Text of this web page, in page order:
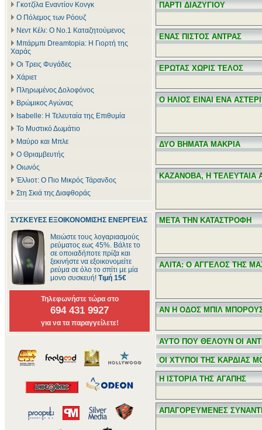
Γκοτζίλα Εναντίον Κονγκ
Ο Πόλεμος των Ρόουζ
Νεντ Κέλι: Ο Νο.1 Καταζητούμενος
Μπάρμπι Dreamtopia: Η Γιορτή της
Χαράς
Οι Τρεις Φυγάδες
Χάριετ
Πληρωμένος Δολοφόνος
Βρώμικος Αγώνας
Isabelle: Η Τελευταία της Επιθυμία
Το Μυστικό Δωμάτιο
Μαύρο και Μπλε
Ο Θριαμβευτής
Οιωνός
Έλλιοτ: Ο Πιο Μικρός Τάρανδος
Στη Σκιά της Διαφθοράς
ΣΥΣΚΕΥΕΣ ΕΞΟΙΚΟΝΟΜΙΣΗΣ ΕΝΕΡΓΕΙΑΣ
Μειώστε τους λογαριασμούς
ρεύματος εως 45%. Βάλτε το
σε οποιαδήποτε πρίζα και
ξεκινήστε να εξοικονομείτε
ρεύμα σε όλο το σπίτι με μία
μονο συσκευή! Τιμή 15€
Τηλεφωνήστε τώρα στο
694 431 9927
για να τα παραγγείλετε!
ΠΑΡΤΙ ΔΙΑΖΥΓΙΟΥ
ΕΝΑΣ ΠΙΣΤΟΣ ΑΝΤΡΑΣ
ΕΡΩΤΑΣ ΧΩΡΙΣ ΤΕΛΟΣ
Ο ΗΛΙΟΣ ΕΙΝΑΙ ΕΝΑ ΑΣΤΕΡΙ
ΔΥΟ ΒΗΜΑΤΑ ΜΑΚΡΙΑ
ΚΑΖΑΝΟΒΑ, Η ΤΕΛΕΥΤΑΙΑ
ΜΕΤΑ ΤΗΝ ΚΑΤΑΣΤΡΟΦΗ
ΑΛΙΤΑ: Ο ΑΓΓΕΛΟΣ ΤΗΣ
ΑΝ Η ΟΔΟΣ ΜΠΙΛ
ΑΥΤΟ ΠΟΥ ΘΕΛΟΥΝ ΟΙ
ΟΙ ΧΤΥΠΟΙ ΤΗΣ ΚΑΡΔΙΑΣ
Η ΙΣΤΟΡΙΑ ΤΗΣ ΑΓΑΠΗΣ
ΑΠΑΓΟΡΕΥΜΕΝΕΣ